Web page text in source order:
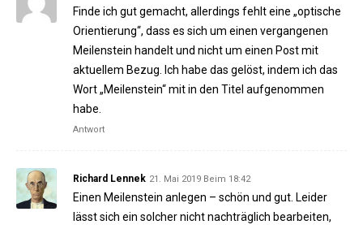
Finde ich gut gemacht, allerdings fehlt eine „optische
Orientierung“, dass es sich um einen vergangenen
Meilenstein handelt und nicht um einen Post mit
aktuellem Bezug. Ich habe das gelöst, indem ich das
Wort „Meilenstein“ mit in den Titel aufgenommen
habe.
Antwort
Richard Lennek 21. Mai 2019 Beim 18:42
Einen Meilenstein anlegen – schön und gut. Leider
lässt sich ein solcher nicht nachträglich bearbeiten,